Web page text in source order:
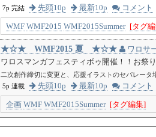
7p 完結
先頭10p 最新10p コメント
WMF WMF2015 WMF2015Summer [タグ
★☆★ WMF2015 夏 ★☆★
ワロサ
ワロスマンガフェスティボゥ開催！！お祭
二次創作締切に変更と、応援イラストのセパレー
5p 連載
先頭10p 最新10p コメント
企画 WMF WMF2015Summer [タグ編集]